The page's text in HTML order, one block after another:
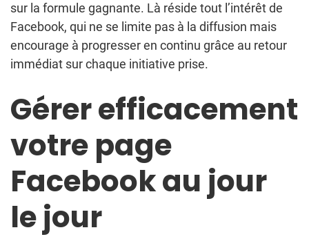
sur la formule gagnante. Là réside tout l’intérêt de
Facebook, qui ne se limite pas à la diffusion mais
encourage à progresser en continu grâce au retour
immédiat sur chaque initiative prise.
Gérer efficacement
votre page
Facebook au jour
le jour